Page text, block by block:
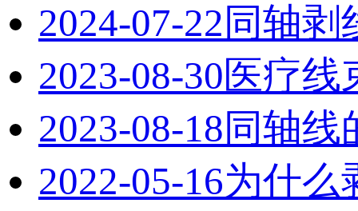
2024-07-22同轴剥
2023-08-30医疗线
2023-08-18同轴线
2022-05-16为什么